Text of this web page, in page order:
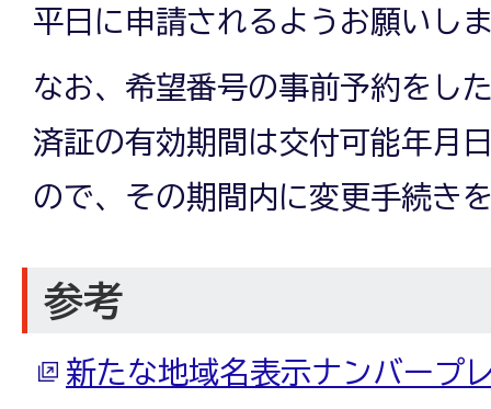
平日に申請されるようお願いし
なお、希望番号の事前予約をし
済証の有効期間は交付可能年月
ので、その期間内に変更手続き
参考
新たな地域名表示ナンバープ